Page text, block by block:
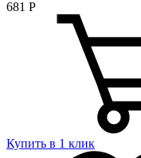
681 Р
Купить в 1 клик